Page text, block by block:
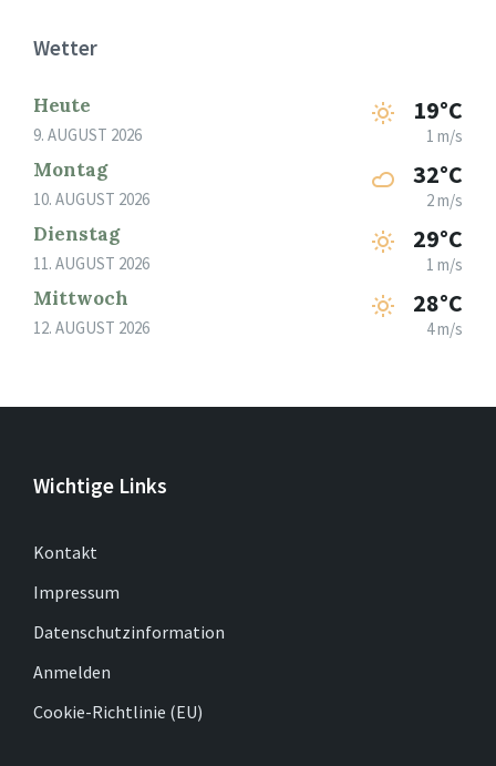
Wetter
Heute
9. AUGUST 2026
19°C
1 m/s
Montag
10. AUGUST 2026
32°C
2 m/s
Dienstag
11. AUGUST 2026
29°C
1 m/s
Mittwoch
12. AUGUST 2026
28°C
4 m/s
Wichtige Links
Kontakt
Impressum
Datenschutzinformation
Anmelden
Cookie-Richtlinie (EU)